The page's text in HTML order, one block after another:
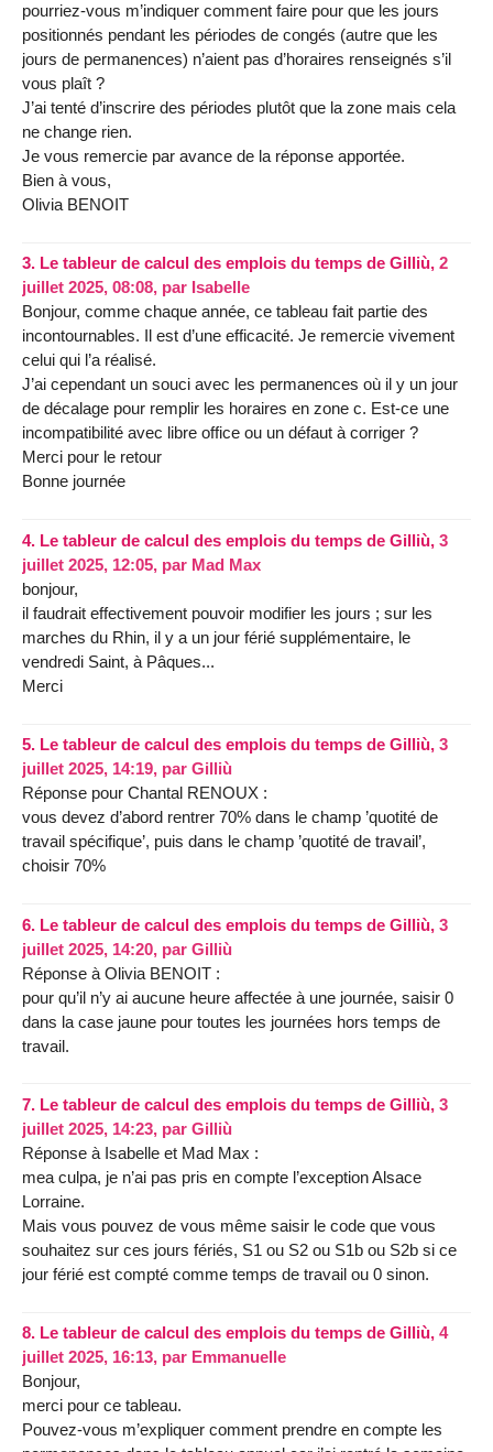
pourriez-vous m’indiquer comment faire pour que les jours
positionnés pendant les périodes de congés (autre que les
jours de permanences) n’aient pas d’horaires renseignés s’il
vous plaît ?
J’ai tenté d’inscrire des périodes plutôt que la zone mais cela
ne change rien.
Je vous remercie par avance de la réponse apportée.
Bien à vous,
Olivia BENOIT
3. Le tableur de calcul des emplois du temps de Gilliù, 2
juillet 2025, 08:08, par Isabelle
Bonjour, comme chaque année, ce tableau fait partie des
incontournables. Il est d’une efficacité. Je remercie vivement
celui qui l’a réalisé.
J’ai cependant un souci avec les permanences où il y un jour
de décalage pour remplir les horaires en zone c. Est-ce une
incompatibilité avec libre office ou un défaut à corriger ?
Merci pour le retour
Bonne journée
4. Le tableur de calcul des emplois du temps de Gilliù, 3
juillet 2025, 12:05, par Mad Max
bonjour,
il faudrait effectivement pouvoir modifier les jours ; sur les
marches du Rhin, il y a un jour férié supplémentaire, le
vendredi Saint, à Pâques...
Merci
5. Le tableur de calcul des emplois du temps de Gilliù, 3
juillet 2025, 14:19, par Gilliù
Réponse pour Chantal RENOUX :
vous devez d’abord rentrer 70% dans le champ ’quotité de
travail spécifique’, puis dans le champ ’quotité de travail’,
choisir 70%
6. Le tableur de calcul des emplois du temps de Gilliù, 3
juillet 2025, 14:20, par Gilliù
Réponse à Olivia BENOIT :
pour qu’il n’y ai aucune heure affectée à une journée, saisir 0
dans la case jaune pour toutes les journées hors temps de
travail.
7. Le tableur de calcul des emplois du temps de Gilliù, 3
juillet 2025, 14:23, par Gilliù
Réponse à Isabelle et Mad Max :
mea culpa, je n’ai pas pris en compte l’exception Alsace
Lorraine.
Mais vous pouvez de vous même saisir le code que vous
souhaitez sur ces jours fériés, S1 ou S2 ou S1b ou S2b si ce
jour férié est compté comme temps de travail ou 0 sinon.
8. Le tableur de calcul des emplois du temps de Gilliù, 4
juillet 2025, 16:13, par Emmanuelle
Bonjour,
merci pour ce tableau.
Pouvez-vous m’expliquer comment prendre en compte les